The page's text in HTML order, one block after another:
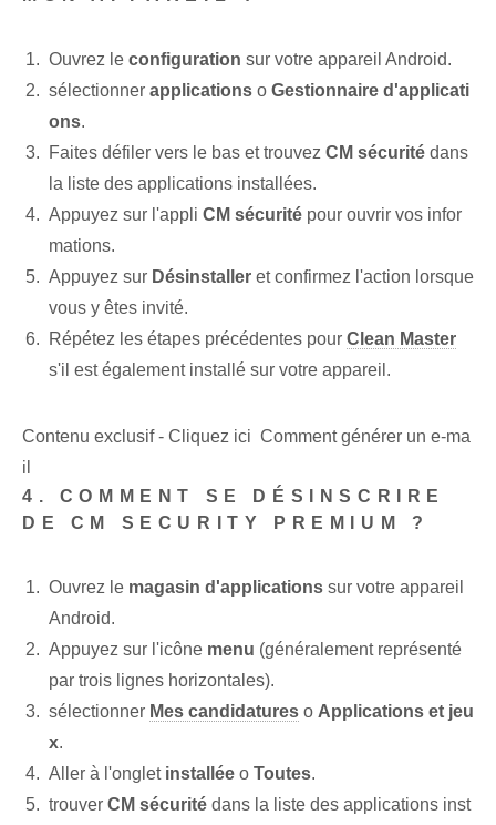
Ouvrez le configuration sur votre appareil Android.
sélectionner applications o Gestionnaire d'applicati
ons.
Faites défiler vers le bas et trouvez CM sécurité dans
la liste des applications installées.
Appuyez sur l'appli CM sécurité pour ouvrir vos infor
mations.
Appuyez sur Désinstaller et confirmez l'action lorsque
vous y êtes invité.
Répétez les étapes précédentes pour Clean Master
s'il est également installé sur votre appareil.
Contenu exclusif - Cliquez ici Comment générer un e-ma
il
4. COMMENT SE DÉSINSCRIRE
DE CM SECURITY PREMIUM ?
Ouvrez le magasin d'applications sur votre appareil
Android.
Appuyez sur l'icône menu (généralement représenté
par trois lignes horizontales).
sélectionner Mes candidatures o Applications et jeu
x.
Aller à l'onglet installée o Toutes.
trouver CM sécurité dans la liste des applications inst